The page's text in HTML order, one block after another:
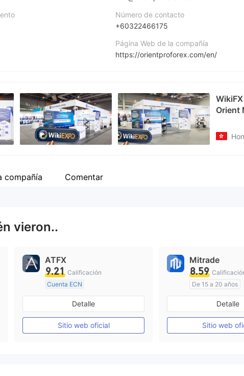
Número de contacto
+60322466175
Página Web de la compañía
https://orientproforex.com/en/
Orient
compañía Comentar
vieron..
ATFX
9.21 Calificación
Cuenta ECN
De 10 a 15 años
Supervisión en Australia
Creación Mercado Forex (MM)
Licencia completa de MT4
Detalle
Sitio web oficial
Mitrade
8.59
De 15 a 20 años
Supervisión en
Auto-
Detalle
Sitio web